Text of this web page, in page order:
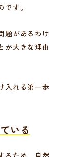
す。
題があるわけ
が大きな理由
入れる第一歩
いる